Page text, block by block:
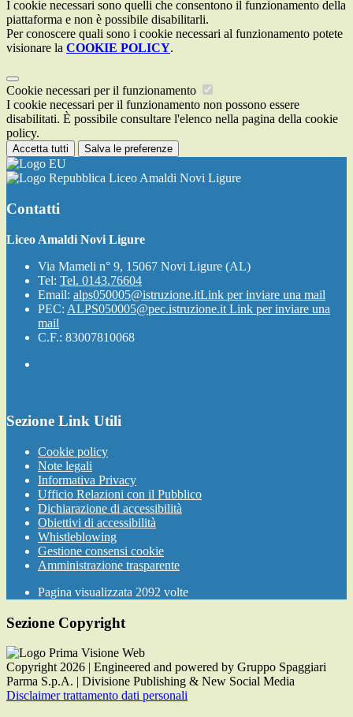
I cookie necessari sono quelli che consentono il funzionamento della
piattaforma e non è possibile disabilitarli.
Per conoscere quali sono i cookie necessari al funzionamento potete
visionare la COOKIE POLICY.
Cookie necessari per il funzionamento
I cookie necessari per il funzionamento non possono essere
disabilitati. È possibile consultare l'elenco nella pagina della cookie
policy.
Accetta tutti Salva le preferenze
Liceo Amaldi Novi Ligure
Contatti
Liceo Amaldi Novi Ligure
Via Mameli n° 9, 15067 Novi Ligure (AL)
Tel: Tel. 0143.76604
Email: alps050005@istruzione.itLink per inviare una mail
PEC: ALPS050005@pec.istruzione.it Link per inviare una
mail
C.F.: 83007810068
Sezione Link Utili
Cookie policy
Note legali
Informativa Privacy
Ufficio Relazioni con il Pubblico
Dichiarazione di accessibilità
Obiettivi di accessibilità
Whistleblowing
Gestione consensi cookie
Amministrazione trasparente
Pagina visualizzata 2092 volte
Sezione Copyright
Copyright 2026 | Engineered and powered by Gruppo Spaggiari
Parma S.p.A. | Divisione Publishing & New Social Media
Disclaimer trattamento dati personali